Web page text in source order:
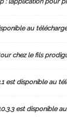
: l’application pour
au
chez le fils
est disponible au
10.3.3 est disponible